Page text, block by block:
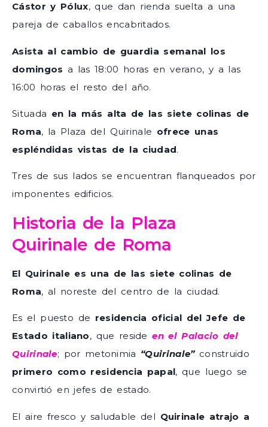
Cástor y Pólux, que dan rienda suelta a una
pareja de caballos encabritados.
Asista al cambio de guardia semanal los
domingos a las 18:00 horas en verano, y a las
16:00 horas el resto del año.
Situada en la más alta de las siete colinas de
Roma, la Plaza del Quirinale ofrece unas
espléndidas vistas de la ciudad.
Tres de sus lados se encuentran flanqueados por
imponentes edificios.
Historia de la Plaza
Quirinale de Roma
El Quirinale es una de las siete colinas de
Roma, al noreste del centro de la ciudad.
Es el puesto de residencia oficial del Jefe de
Estado italiano, que resideen el Palacio del
Quirinale; por metonimia “Quirinale”construido
primero como residencia papal, que luego se
convirtió en jefes de estado.
El aire fresco y saludable del Quirinale atrajo a